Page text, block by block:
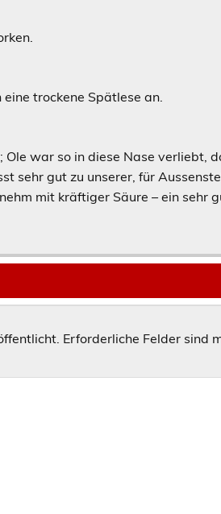
trockene Spätlese an.
war so in diese Nase verliebt,
sehr gut zu unserer, für
mit kräftiger Säure – ein sehr
Erforderliche Felder sind